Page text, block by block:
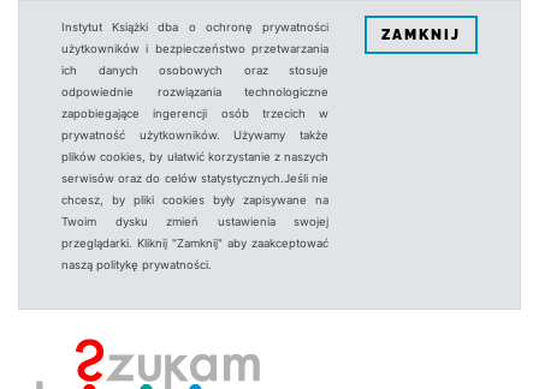
Instytut Książki dba o ochronę prywatności
użytkowników i bezpieczeństwo przetwarzania
ich danych osobowych oraz stosuje
odpowiednie rozwiązania technologiczne
zapobiegające ingerencji osób trzecich w
prywatność użytkowników. Używamy także
plików cookies, by ułatwić korzystanie z naszych
serwisów oraz do celów statystycznych.Jeśli nie
chcesz, by pliki cookies były zapisywane na
Twoim dysku zmień ustawienia swojej
przeglądarki. Kliknij "Zamknij" aby zaakceptować
naszą politykę prywatności.
ZAMKNIJ